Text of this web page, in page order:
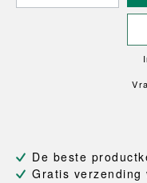
De beste
Gratis verzending